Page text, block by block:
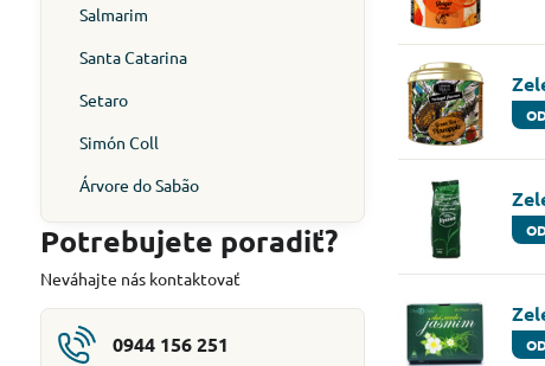
Salmarim
Santa Catarina
Setaro
Simón Coll
Árvore do Sabão
Potrebujete poradiť?
Neváhajte nás kontaktovať
0944 156 251